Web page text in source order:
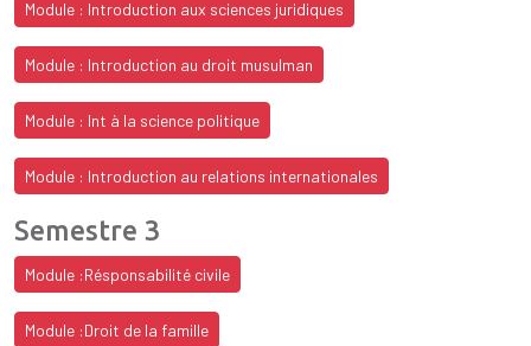
Module : Introduction aux sciences juridiques
Module : Introduction au droit musulman
Module : Int à la science politique
Module : Introduction au relations internationales
Semestre 3
Module :Résponsabilité civile
Module :Droit de la famille